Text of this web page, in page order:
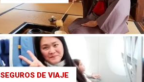
SEGUROS DE VIAJE